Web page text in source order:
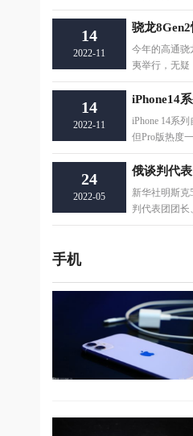
动平台，没有
14
2022-11
今年的高通骁
夷举行，无疑
已经见识过骁
14
2022-11
iPhone 14系
但Pro版热度
发布的第三季
24
2022-05
新华社明斯克
判代表团团长
罗斯媒体视频
手机